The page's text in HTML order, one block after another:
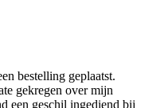
bestelling geplaatst.
gekregen over mijn
een geschil ingediend bij